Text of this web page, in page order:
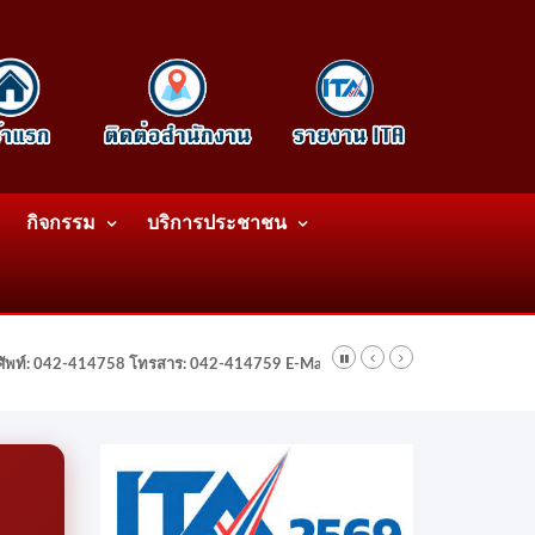
กิจกรรม บริการประชาชน
: 042-414758 โทรสาร: 042-414759 E-Mail: wattatnk@gmail.com